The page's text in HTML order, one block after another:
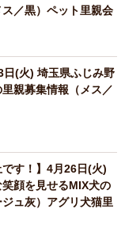
／黒）ペット里親会
日(火) 埼玉県ふじみ野
親募集情報（メス／
です！】4月26日(火)
顔を見せるMIX犬の
ュ灰）アグリ犬猫里